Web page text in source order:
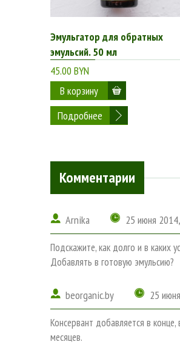
Эмульгатор для обратных
эмульсий. 50 мл
45.00 BYN
Подробнее
Комментарии
Arnika 25 июня
Подскажите, как долго и в каких
Добавлять в готовую эмульсию?
beorganic.by 25
Консервант добавляется в
месяцев.